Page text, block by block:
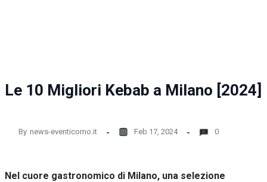
Le 10 Migliori Kebab a Milano [2024]
By news-eventicomo.it Feb 17, 2024 0
Nel cuore gastronomico di Milano, una selezione
Esperienza
una migliore
sul nostro